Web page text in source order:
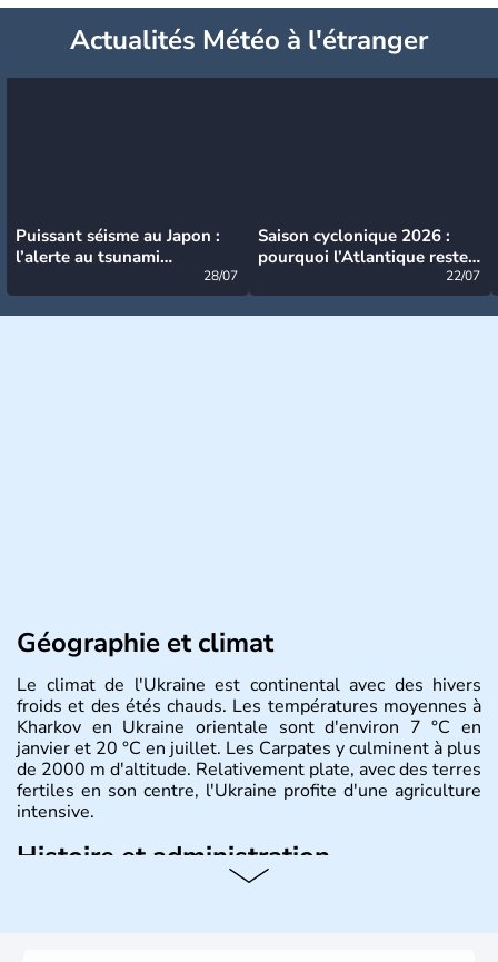
Actualités Météo à l'étranger
Puissant séisme au Japon :
l’alerte au tsunami
28/07
Saison cyclonique 2026 :
pourquoi l’Atlantique reste
22/07
Géographie et climat
Le climat de l'Ukraine est continental avec des hivers
froids et des étés chauds. Les températures moyennes à
Kharkov en Ukraine orientale sont d'environ 7 °C en
janvier et 20 °C en juillet. Les Carpates y culminent à plus
de 2000 m d'altitude. Relativement plate, avec des terres
fertiles en son centre, l'Ukraine profite d'une agriculture
intensive.
Histoire et administration